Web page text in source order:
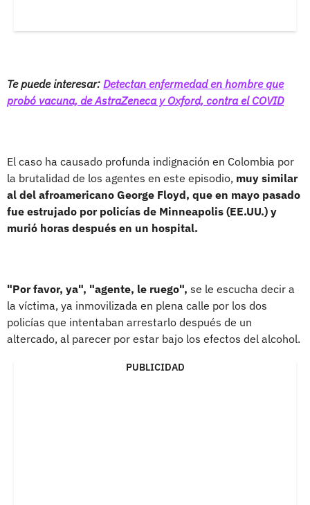
Te puede interesar: Detectan enfermedad en hombre que
probó vacuna, de AstraZeneca y Oxford, contra el COVID
El caso ha causado profunda indignación en Colombia por
la brutalidad de los agentes en este episodio, muy similar
al del afroamericano George Floyd, que en mayo pasado
fue estrujado por policías de Minneapolis (EE.UU.) y
murió horas después en un hospital.
"Por favor, ya", "agente, le ruego", se le escucha decir a
la víctima, ya inmovilizada en plena calle por los dos
policías que intentaban arrestarlo después de un
altercado, al parecer por estar bajo los efectos del alcohol.
PUBLICIDAD